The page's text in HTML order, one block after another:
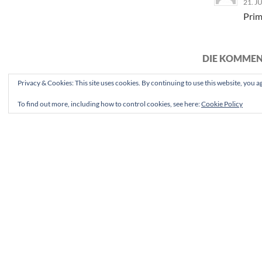
21.
DIE
Privacy & Cookies: This site uses cookies. By continuing to use this website, you
To find out more, including how to control cookies, see here:Cookie Policy